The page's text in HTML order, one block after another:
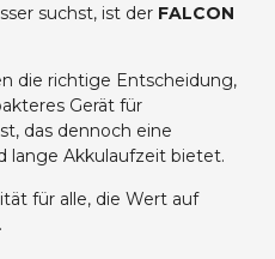
suchst, ist der FALCON
die richtige Entscheidung,
Gerät für
das dennoch eine
lange Akkulaufzeit bietet.
für alle, die Wert auf